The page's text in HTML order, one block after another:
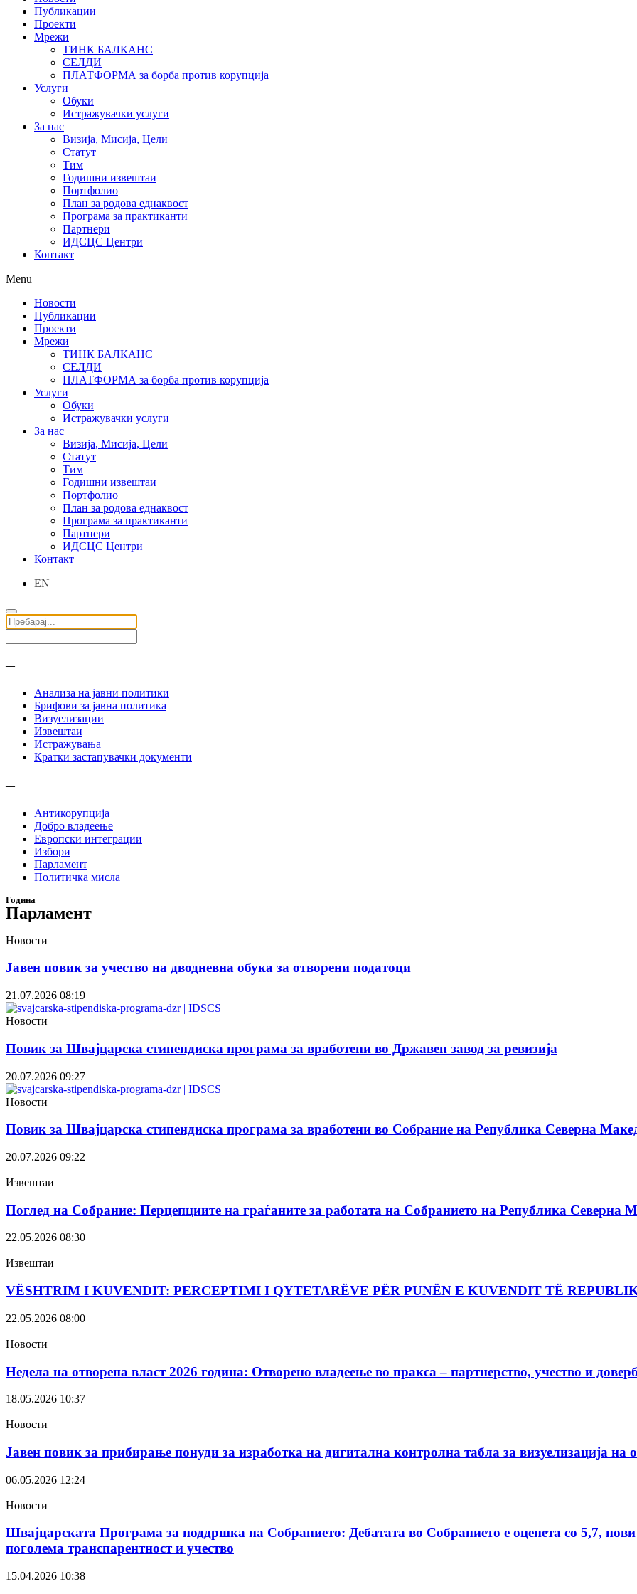
Публикации
Проекти
Мрежи
ТИНК БАЛКАНС
СЕЛДИ
ПЛАТФОРМА за борба против корупција
Услуги
Обуки
Истражувачки услуги
За нас
Визија, Мисија, Цели
Статут
Тим
Годишни извештаи
Портфолио
План за родова еднаквост
Програма за практиканти
Партнери
ИДСЦС Центри
Контакт
Menu
Новости
Публикации
Проекти
Мрежи
ТИНК БАЛКАНС
СЕЛДИ
ПЛАТФОРМА за борба против корупција
Услуги
Обуки
Истражувачки услуги
За нас
Визија, Мисија, Цели
Статут
Тим
Годишни извештаи
Портфолио
План за родова еднаквост
Програма за практиканти
Партнери
ИДСЦС Центри
Контакт
EN
—
Анализа на јавни политики
Брифови за јавна политика
Визуелизации
Извештаи
Истражувања
Кратки застапувачки документи
—
Антикорупција
Добро владеење
Европски интеграции
Избори
Парламент
Политичка мисла
Година
Парламент
Новости
Јавен повик за учество на дводневна обука за отворени податоци
21.07.2026 08:19
Новости
Повик за Швајцарска стипендиска програма за вработени во Државен завод за ревизија
20.07.2026 09:27
Новости
Повик за Швајцарска стипендиска програма за вработени во Собрание на Република Северна
20.07.2026 09:22
Извештаи
Поглед на Собрание: Перцепциите на граѓаните за работата на Собранието на Република Северна
22.05.2026 08:30
Извештаи
VËSHTRIM I KUVENDIT: PERCEPTIMI I QYTETARËVE PËR PUNËN E KUVENDIT TË
22.05.2026 08:00
Новости
Недела на отворена власт 2026 година: Отворено владеење во пракса – партнерство, учество и
18.05.2026 10:37
Новости
Јавен повик за прибирање понуди за изработка на дигитална контролна табла за визуелизација на
06.05.2026 12:24
Новости
Швајцарската Програма за поддршка на Собранието: Дебатата во Собранието е оценета со 5,7,
поголема транспарентност и учество
15.04.2026 10:38